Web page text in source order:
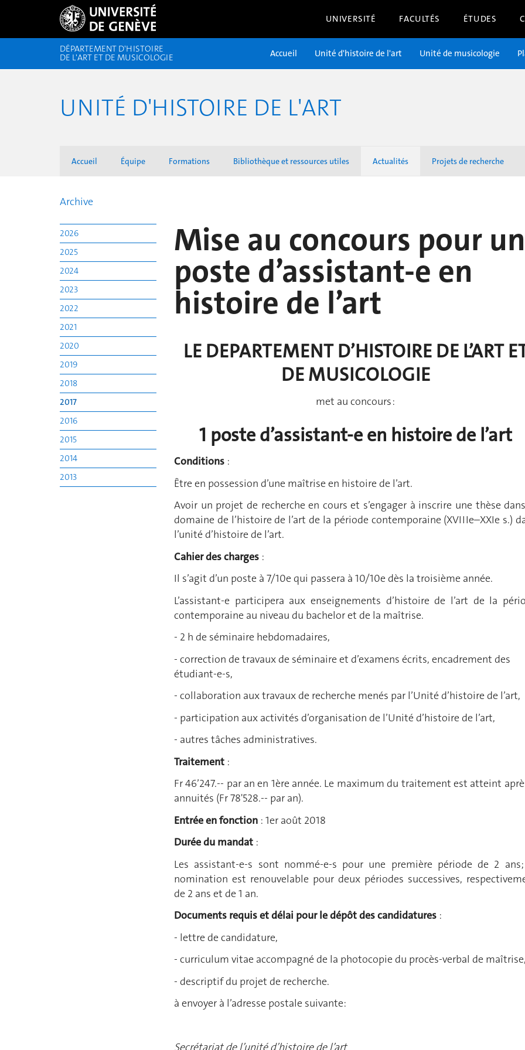
UNIVERSITÉ FACULTÉS ÉTUDES
DÉPARTEMENT D'HISTOIRE
DE L'ART ET DE MUSICOLOGIE Accueil Unité d'histoire de l'art Unité de musicologie
UNITÉ D'HISTOIRE DE L'ART
Accueil Équipe Formations Bibliothèque et ressources utiles Actualités Projets de recherche
Archive
2026
2025
2024
2023
2022
2021
2020
2019
2018
2017
2016
2015
2014
2013
Mise au concours pour un
poste d’assistant-e en
histoire de l’art
LE DEPARTEMENT D’HISTOIRE DE L’ART
DE MUSICOLOGIE
met au concours :
1 poste d’assistant-e en histoire de l’art
Conditions :
Être en possession d’une maîtrise en histoire de l’art.
Avoir un projet de recherche en cours et s’engager à inscrire une thèse
domaine de l’histoire de l’art de la période contemporaine (XVIIIe–XXIe s.)
l’unité d’histoire de l’art.
Cahier des charges :
Il s’agit d’un poste à 7/10e qui passera à 10/10e dès la troisième année.
L’assistant-e participera aux enseignements d’histoire de l’art de la
contemporaine au niveau du bachelor et de la maîtrise.
- 2 h de séminaire hebdomadaires,
- correction de travaux de séminaire et d’examens écrits, encadrement des
étudiant-e-s,
- collaboration aux travaux de recherche menés par l’Unité d’histoire de l’art,
- participation aux activités d’organisation de l’Unité d’histoire de l’art,
- autres tâches administratives.
Traitement :
Fr 46’247.-- par an en 1ère année. Le maximum du traitement est atteint
annuités (Fr 78'528.-- par an).
Entrée en fonction : 1er août 2018
Durée du mandat :
Les assistant-e-s sont nommé-e-s pour une première période de 2
nomination est renouvelable pour deux périodes successives,
de 2 ans et de 1 an.
Documents requis et délai pour le dépôt des candidatures :
- lettre de candidature,
- curriculum vitae accompagné de la photocopie du procès-verbal de maîtrise,
- descriptif du projet de recherche.
à envoyer à l’adresse postale suivante:
Secrétariat de l’unité d’histoire de l’art